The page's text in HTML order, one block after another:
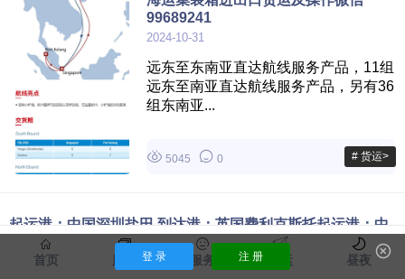
99689241
2024-10-31
远东至东南亚直达航线服务产品，11组
远东至南亚直达航线服务产品，另有36
组东南亚...
5045 0 # 货运>
起运港：中国深圳盐田 到达港：英国费利克斯托起运港：中
国深圳盐田 到达港：英国费利克斯托 荷兰鹿特丹
2024-08-22
首页 服饰 服务 货运 昼夜
登 录 注 册